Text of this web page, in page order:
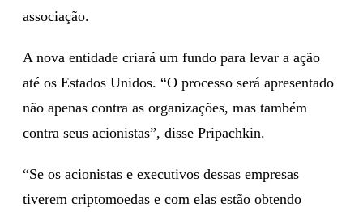
associação.
A nova entidade criará um fundo para levar a ação
até os Estados Unidos. “O processo será apresentado
não apenas contra as organizações, mas também
contra seus acionistas”, disse Pripachkin.
“Se os acionistas e executivos dessas empresas
tiverem criptomoedas e com elas estão obtendo